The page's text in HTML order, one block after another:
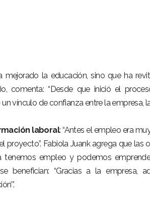
la educación, sino que ha
comenta: “Desde que inició el
vínculo de confianza entre la empresa,
laboral: “Antes el empleo era
proyecto”. Fabiola Juank agrega que las
tenemos empleo y podemos
benefician: “Gracias a la empresa,